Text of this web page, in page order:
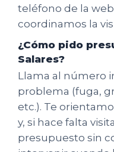
teléfono de la
coordinamos la
¿Cómo pido
Salares?
Llama al número
problema (fuga,
etc.). Te
y, si hace falta
presupuesto sin